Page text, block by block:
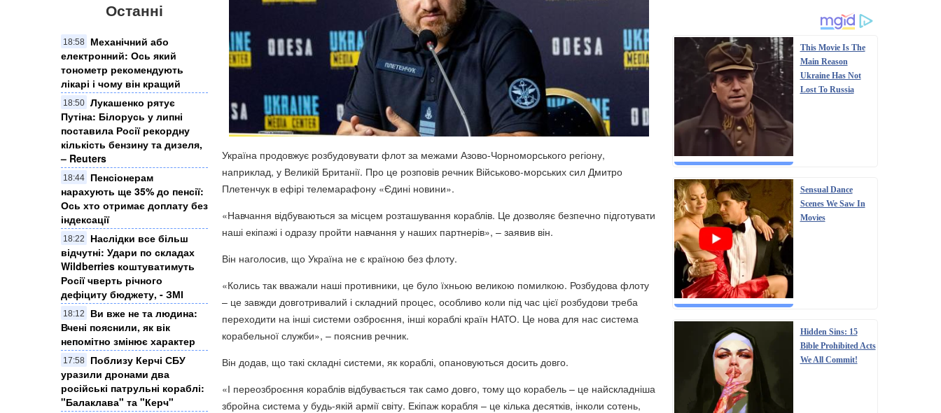
Останні
18:58
Механічний або
електронний: Ось який
тонометр рекомендують
лікарі і чому він кращий
18:50 Лукашенко рятує
Путіна: Білорусь у липні
поставила Росії рекордну
кількість бензину та дизеля,
– Reuters
18:44
Пенсіонерам
нарахують ще 35% до пенсії:
Ось хто отримає доплату без
індексації
18:22
Наслідки все більш
відчутні: Удари по складах
Wildberries коштуватимуть
Росії чверть річного
дефіциту бюджету, - ЗМІ
18:12
Ви вже не та людина:
Вчені пояснили, як вік
непомітно змінює характер
17:58
Поблизу Керчі СБУ
уразили дронами два
російські патрульні кораблі:
"Балаклава" та "Керч"
Україна продовжує розбудовувати флот за межами Азово-Чорноморського регіону,
наприклад, у Великій Британії. Про це розповів речник Військово-морських сил Дмитро
Плетенчук в ефірі телемарафону «Єдині новини».
«Навчання відбуваються за місцем розташування кораблів. Це дозволяє безпечно підготувати
наші екіпажі і одразу пройти навчання у наших партнерів», – заявив він.
Він наголосив, що Україна не є країною без флоту.
«Колись так вважали наші противники, це було їхньою великою помилкою. Розбудова флоту
– це завжди довготривалий і складний процес, особливо коли під час цієї розбудови треба
переходити на інші системи озброєння, інші кораблі країн НАТО. Це нова для нас система
корабельної служби», – пояснив речник.
Він додав, що такі складні системи, як кораблі, опановуються досить довго.
«І переозброєння кораблів відбувається так само довго, тому що корабель – це найскладніша
збройна система у будь-якій армії світу. Екіпаж корабля – це кілька десятків, інколи сотень,
This Movie Is The
Main Reason
Ukraine Has Not
Lost To Russia
Sensual Dance
Scenes We Saw In
Movies
Hidden Sins: 15
Bible Prohibited Acts
We All Commit!